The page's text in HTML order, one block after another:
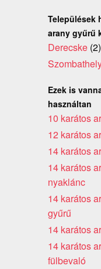
Települések
arany gyűrű
Derecske (2)
Ezek is
használtan
10 karátos
12 karátos
14 karátos
14 karátos
nyaklánc
14 karátos
gyűrű
14 karátos
14 karátos
fülbevaló